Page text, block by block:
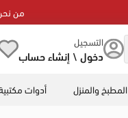
من
التسجيل
دخول \ إنشاء حساب
المطبخ والمنزل أدوات